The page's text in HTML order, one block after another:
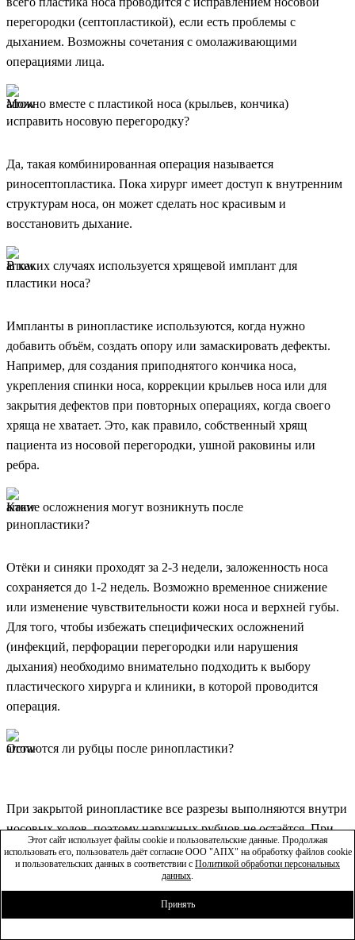
перегородки (септопластикой), если есть проблемы с
дыханием. Возможны сочетания с омолаживающими
операциями лица.
Можно вместе с пластикой носа (крыльев, кончика)
исправить носовую перегородку?
Да, такая комбинированная операция называется
риносептопластика. Пока хирург имеет доступ к внутренним
структурам носа, он может сделать нос красивым и
восстановить дыхание.
В каких случаях используется хрящевой имплант для
пластики носа?
Импланты в ринопластике используются, когда нужно
добавить объём, создать опору или замаскировать дефекты.
Например, для создания приподнятого кончика носа,
укрепления спинки носа, коррекции крыльев носа или для
закрытия дефектов при повторных операциях, когда своего
хряща не хватает. Это, как правило, собственный хрящ
пациента из носовой перегородки, ушной раковины или
ребра.
Какие осложнения могут возникнуть после
ринопластики?
Отёки и синяки проходят за 2-3 недели, заложенность носа
сохраняется до 1-2 недель. Возможно временное снижение
или изменение чувствительности кожи носа и верхней губы.
Для того, чтобы избежать специфических осложнений
(инфекций, перфорации перегородки или нарушения
дыхания) необходимо внимательно подходить к выбору
пластического хирурга и клиники, в которой проводится
операция.
Остаются ли рубцы после ринопластики?
При закрытой ринопластике все разрезы выполняются внутри
носовых ходов, поэтому наружных рубцов не остаётся. При
открытой ринопластике остаётся небольшой рубец на
перегородке между ноздрями. У большинства пациентов он
заживает в виде тонкой белой полоски, которая со временем
становится практически незаметной и не привлекает
Этот сайт использует файлы cookie и пользовательские данные. Продолжая
использовать его, пользователь даёт согласие ООО "АПХ" на обработку файлов cookie
и пользовательских данных в соответствии с Политикой обработки персональных
данных.
Принять